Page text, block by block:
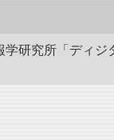
研究所「ディ